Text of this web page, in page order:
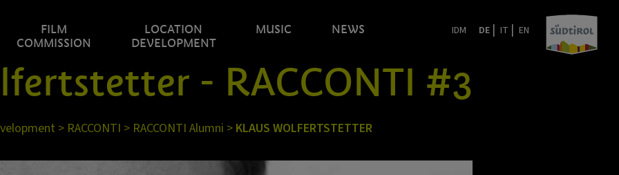
FILM
COMMISSION
LOCATION
DEVELOPMENT
MUSIC NEWS IDM DE | IT | EN
- RACCONTI #3
> RACCONTI > RACCONTI Alumni > KLAUS WOLFERTSTETTER